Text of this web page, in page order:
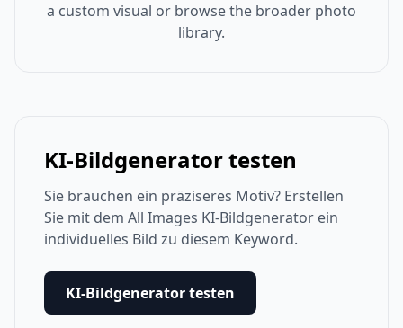
a custom visual or browse the broader photo
library.
KI-Bildgenerator testen
Sie brauchen ein präziseres Motiv? Erstellen
Sie mit dem All Images KI-Bildgenerator ein
individuelles Bild zu diesem Keyword.
KI-Bildgenerator testen